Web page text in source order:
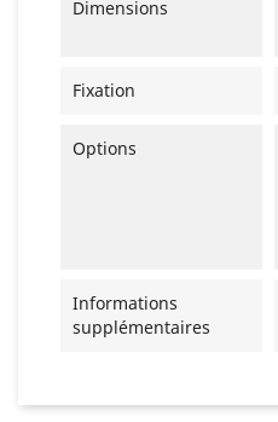
Dimensions
Fixation
Options
Informations
supplémentaires